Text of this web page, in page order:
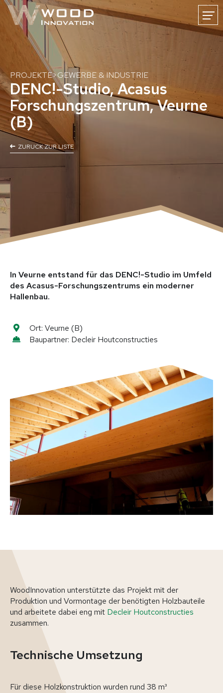
HOME
WOODINNOVATION
KARRIERE
KONTAKT
FR DE NL
Holzmassivbau
Bauen mit Massivholz
CLT-Oberflächen
CNC-Holzabbund
Holzhäuser
Holz-Gewerbebauten
Holzmodulbau
Leistungen
Für Unternehmen & Handwerk
Bautechnik & Expertise
Projekte
Wohnhäuser
Gewerbe & Industrie
Öffentliche Bauten
PROJEKTE>GEWERBE & INDUSTRIE
DENC!-Studio, Acasus
Forschungszentrum, Veurne
(B)
ZURUCK ZUR LISTE
In Veurne entstand für das DENC!-Studio im Umfeld
des Acasus-Forschungszentrums ein moderner
Hallenbau.
Ort: Veurne (B)
Baupartner: Decleir Houtconstructies
WoodInnovation unterstützte das Projekt mit der
Produktion und Vormontage der benötigten Holzbauteile
und arbeitete dabei eng mit Decleir Houtconstructies
zusammen.
Technische Umsetzung
Für diese Holzkonstruktion wurden rund 38 m³